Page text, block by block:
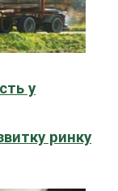
у
ринку